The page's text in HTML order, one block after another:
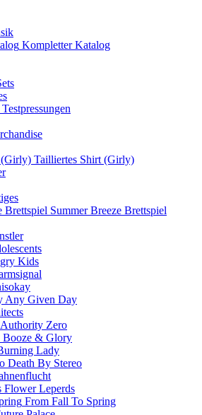
Kompletter Katalog
Testpressungen
Tailliertes Shirt (Girly)
Summer Breeze Brettspiel
Kids
Any Given Day
Authority Zero
Booze & Glory
Lady
Death By Stereo
Flower Leperds
From Fall To Spring